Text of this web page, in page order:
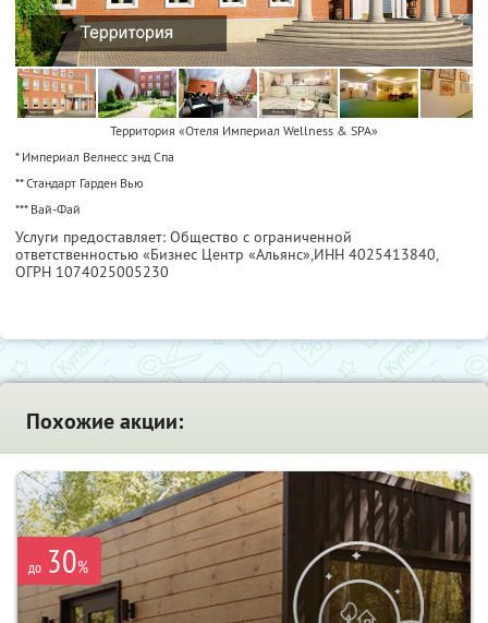
Территория «Отеля Империал Wellness & SPA»
* Империал Велнесс энд Спа
** Стандарт Гарден Вью
*** Вай-Фай
Услуги предоставляет: Общество с ограниченной
ответственностью «Бизнес Центр «Альянс»,ИНН 4025413840,
ОГРН 1074025005230
Похожие акции:
до 30%